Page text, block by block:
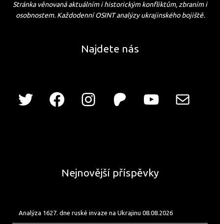
Stránka věnovaná aktuálním i historickým konfliktům, zbraním i
osobnostem. Každodenní OSINT analýzy ukrajinského bojiště.
Najdete nás
Nejnovější příspěvky
Analýza 1627. dne ruské invaze na Ukrajinu 08.08.2026